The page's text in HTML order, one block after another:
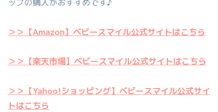
ップの購入がおすすめです♪
＞＞【Amazon】ベビースマイル公式サイトはこちら
＞＞【楽天市場】ベビースマイル公式サイトはこちら
＞＞【Yahoo!ショッピング】ベビースマイル公式サイ
トはこちら